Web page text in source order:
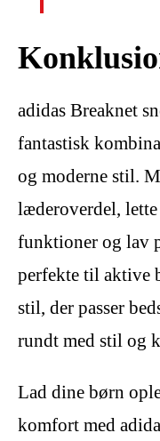
adidas Breaknet
fantastisk
og moderne stil.
læderoverdel,
funktioner og lav
perfekte til aktive
stil, der passer
rundt med stil og
Lad dine børn
komfort med